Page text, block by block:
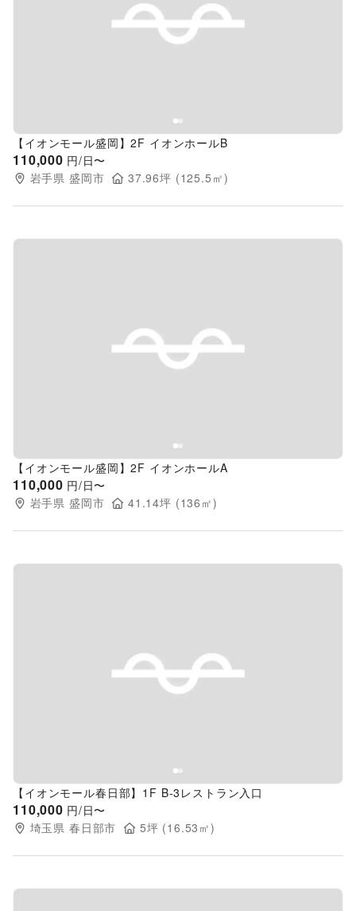
Previous slide
【イオンモール盛岡】2F イオンホールB
110,000 円/日〜
岩手県 盛岡市 37.96坪 (125.5 ㎡)
Previous slide
【イオンモール盛岡】2F イオンホールA
110,000 円/日〜
岩手県 盛岡市 41.14坪 (136 ㎡)
Previous slide
【イオンモール春日部】1F B-3レストラン入口
110,000 円/日〜
埼玉県 春日部市 5坪 (16.53 ㎡)